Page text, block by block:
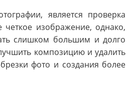
является проверка
изображение, однако,
слишком большим и долго
композицию и удалить
фото и создания более